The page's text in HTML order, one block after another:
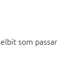
som passar